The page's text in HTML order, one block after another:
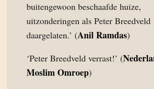
buitengewoon beschaafde huize,
uitzonderingen als Peter Breedveld
daargelaten.’ (Anil Ramdas)
‘Peter Breedveld verrast!’ (
Moslim Omroep)